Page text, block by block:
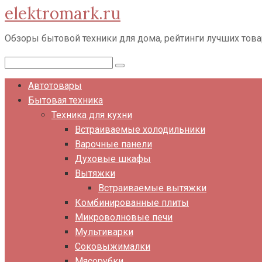
Перейти
к
контенту
elektromark.ru
Обзоры бытовой техники для дома, рейтинги лучших
Автотовары
Бытовая техника
Техника для кухни
Встраиваемые холодильники
Варочные панели
Духовые шкафы
Вытяжки
Встраиваемые вытяжки
Комбинированные плиты
Микроволновые печи
Мультиварки
Соковыжималки